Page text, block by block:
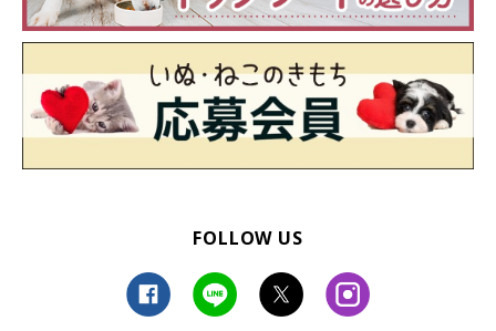
※写真はスマホアプリ「いぬ・ねこのきもち」で投稿されたもの
です。
※記事と写真に関連性はありませんので予めご了承ください。
FOLLOW US